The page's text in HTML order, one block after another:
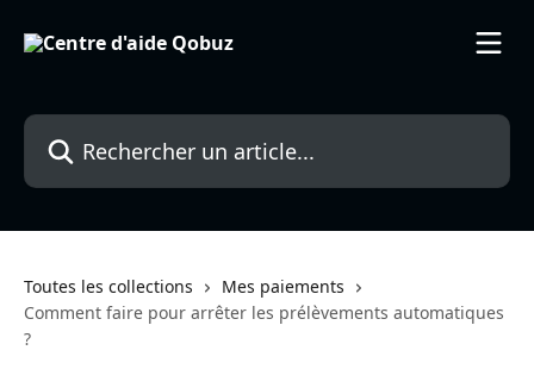
Rechercher un article...
Toutes les collections
Mes paiements
Comment faire pour arrêter les prélèvements automatiques
?